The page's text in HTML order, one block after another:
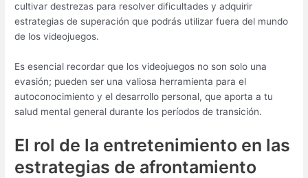
cultivar destrezas para resolver dificultades y adquirir
estrategias de superación que podrás utilizar fuera del mundo
de los videojuegos.
Es esencial recordar que los videojuegos no son solo una
evasión; pueden ser una valiosa herramienta para el
autoconocimiento y el desarrollo personal, que aporta a tu
salud mental general durante los períodos de transición.
El rol de la entretenimiento en las
estrategias de afrontamiento